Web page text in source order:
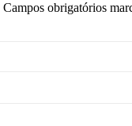
Campos obrigatórios